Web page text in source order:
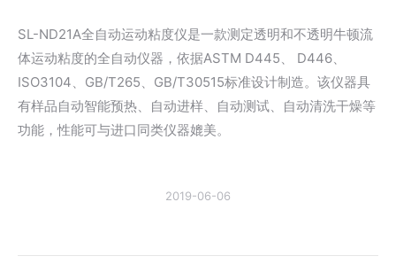
SL-ND21A全自动运动粘度仪是一款测定透明和不透明牛顿流
体运动粘度的全自动仪器，依据ASTM D445、 D446、
ISO3104、GB/T265、GB/T30515标准设计制造。该仪器具
有样品自动智能预热、自动进样、自动测试、自动清洗干燥等
功能，性能可与进口同类仪器媲美。
2019-06-06